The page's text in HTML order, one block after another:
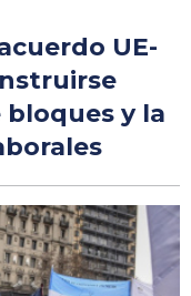
UE-
y la